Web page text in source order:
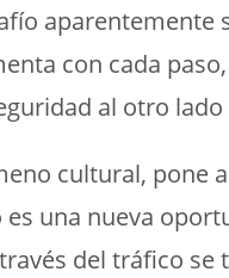
aparentemente
con cada
al otro
cultural,
una nueva
del tráfico